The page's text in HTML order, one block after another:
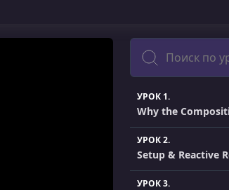
Поиск
УРОК 1.
Why the
УРОК 2.
Setup & Reactive
УРОК 3.